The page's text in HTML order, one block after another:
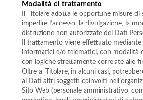
Modalità di trattamento
Il Titolare adotta le opportune misure di
impedire l’accesso, la divulgazione, la
distruzione non autorizzate dei Dati
Il trattamento viene effettuato
informatici e/o telematici, con modalità
con logiche strettamente correlate alle
Oltre al Titolare, in alcuni casi,
ai Dati altri soggetti coinvolti
Sito Web (personale amministrativo,